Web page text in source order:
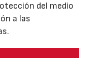
del medio
a las